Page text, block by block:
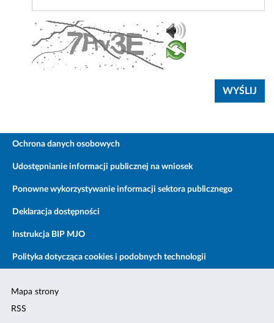
Ochrona danych osobowych
Udostępnianie informacji publicznej na wniosek
Ponowne wykorzystywanie informacji sektora publicznego
Deklaracja dostępności
Instrukcja BIP MJO
Polityka dotycząca cookies i podobnych technologii
Mapa strony
RSS